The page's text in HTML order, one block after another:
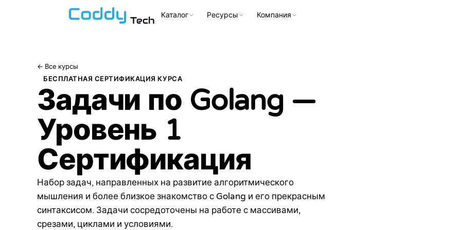
Tech Каталог Ресурсы Компания
← Все курсы
БЕСПЛАТНАЯ СЕРТИФИКАЦИЯ КУРСА
Задачи по Golang —
Уровень 1
Сертификация
Набор задач, направленных на развитие алгоритмического
мышления и более близкое знакомство с Golang и его прекрасным
синтаксисом. Задачи сосредоточены на работе с массивами,
срезами, циклами и условиями.